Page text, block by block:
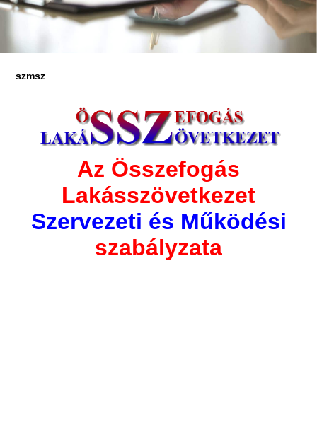
szmsz
Az Összefogás
Lakásszövetkezet
Szervezeti és Működési
szabályzata